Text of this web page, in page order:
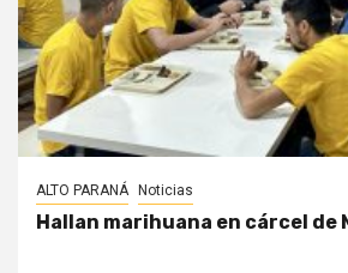
ALTO PARANÁ Noticias
Hallan marihuana en cárcel de